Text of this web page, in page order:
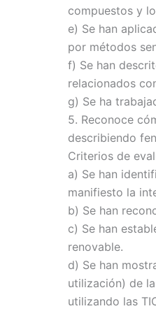
compuestos y
e) Se han
por métodos
f) Se han
relacionados
g) Se ha
5. Reconoce
describiendo
Criterios de
a) Se han
manifiesto la
b) Se han
c) Se han
renovable.
d) Se han
utilización) de
utilizando las